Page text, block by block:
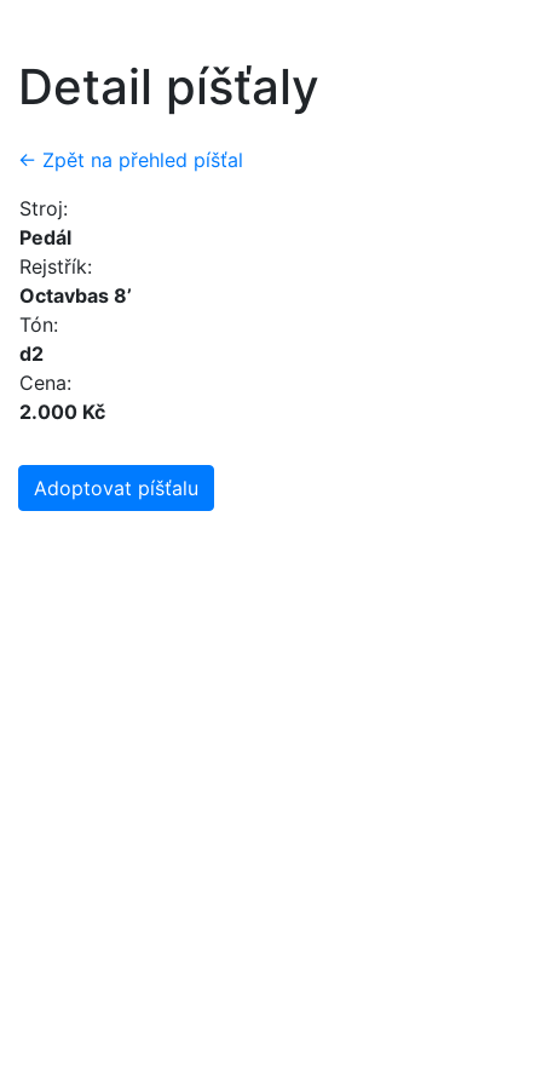
Detail píšťaly
← Zpět na přehled píšťal
Stroj:
Pedál
Rejstřík:
Octavbas 8’
Tón:
d2
Cena:
2.000 Kč
Adoptovat píšťalu